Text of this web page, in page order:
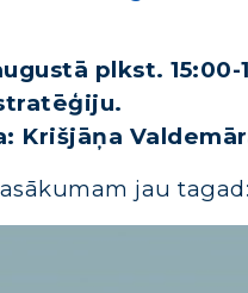
plkst.
Krišjāņa
jau tagad: